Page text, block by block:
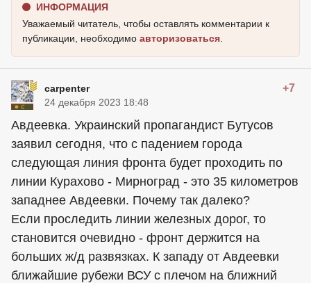
ИНФОРМАЦИЯ
Уважаемый читатель, чтобы оставлять комментарии к
публикации, необходимо авторизоваться
carpenter +7
24 декабря 2023 18:48
Авдеевка. Украинский пропагандист Бутусов
заявил сегодня, что с падением города
следующая линия фронта будет проходить по
линии Курахово - Мирноград - это 35 километров
западнее Авдеевки. Почему так далеко?
Если проследить линии железных дорог, то
становится очевидно - фронт держится на
больших ж/д развязках. К западу от Авдеевки
ближайшие рубежи ВСУ с плечом на ближний